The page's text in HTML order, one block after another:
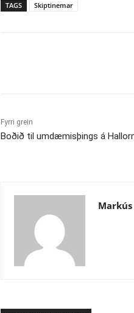
TAGS Skiptinemar
Fyrri grein
Boðið til umdæmisþings á